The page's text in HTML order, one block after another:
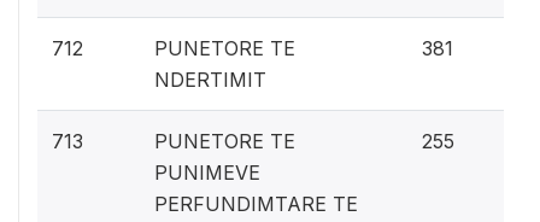
712
PUNETORE TE
NDERTIMIT
381
713
PUNETORE TE
PUNIMEVE
PERFUNDIMTARE TE
255